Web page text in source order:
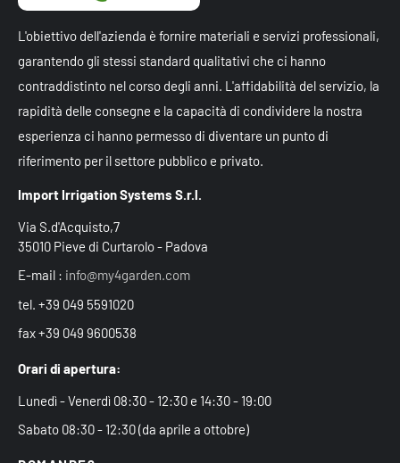
L'obiettivo dell'azienda è fornire materiali e servizi professionali,
garantendo gli stessi standard qualitativi che ci hanno
contraddistinto nel corso degli anni. L'affidabilità del servizio, la
rapidità delle consegne e la capacità di condividere la nostra
esperienza ci hanno permesso di diventare un punto di
riferimento per il settore pubblico e privato.
Import Irrigation Systems S.r.l.
Via S.d'Acquisto,7
35010 Pieve di Curtarolo - Padova
E-mail : info@my4garden.com
tel. +39 049 5591020
fax +39 049 9600538
Orari di apertura:
Lunedì - Venerdì 08:30 - 12:30 e 14:30 - 19:00
Sabato 08:30 - 12:30 (da aprile a ottobre)